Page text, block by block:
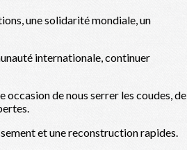
une solidarité mondiale, un
internationale, continuer
occasion de nous serrer les coudes, de
et une reconstruction rapides.